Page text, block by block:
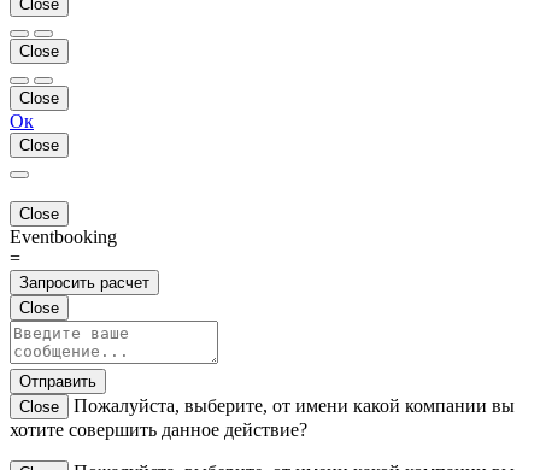
Close
Close
Close
Ок
Close
Close
Eventbooking
=
Запросить расчет
Close
Отправить
Close
Пожалуйста, выберите, от имени какой компании вы
хотите совершить данное действие?